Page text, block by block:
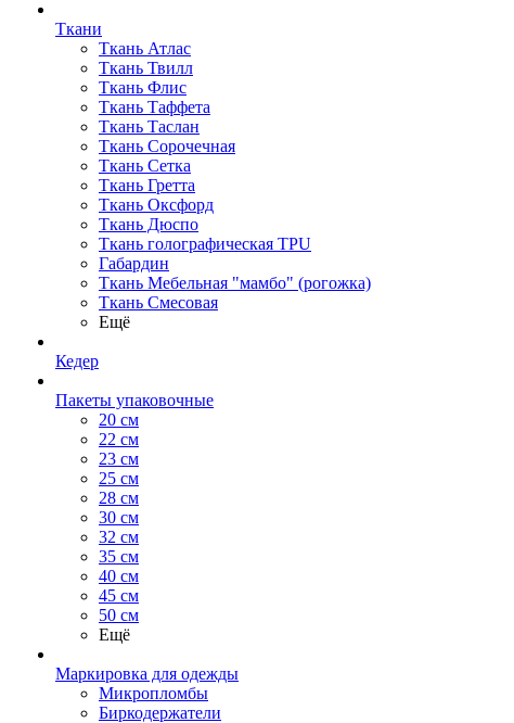
Ткани
Ткань Атлас
Ткань Твилл
Ткань Флис
Ткань Таффета
Ткань Таслан
Ткань Сорочечная
Ткань Сетка
Ткань Гретта
Ткань Оксфорд
Ткань Дюспо
Ткань голографическая TPU
Габардин
Ткань Мебельная "мамбо" (рогожка)
Ткань Смесовая
Ещё
Кедер
Пакеты упаковочные
20 см
22 см
23 см
25 см
28 см
30 см
32 см
35 см
40 см
45 см
50 см
Ещё
Маркировка для одежды
Микропломбы
Биркодержатели